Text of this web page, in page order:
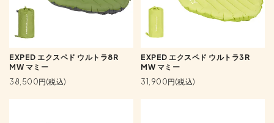
EXPED エクスペド ウルトラ8R
MW マミー
38,500円(税込)
EXPED エクスペド ウルトラ3R
MW マミー
31,900円(税込)